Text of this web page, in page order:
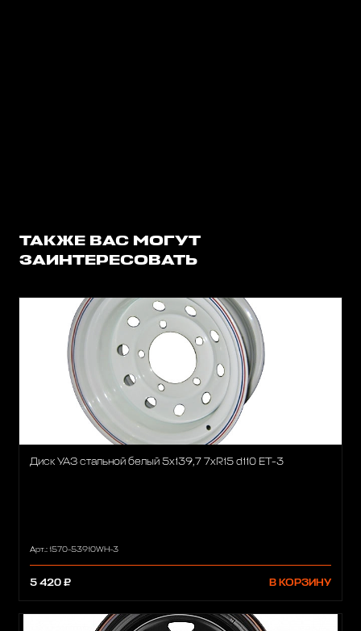
ТАКЖЕ ВАС МОГУТ
ЗАИНТЕРЕСОВАТЬ
Диск УАЗ стальной белый 5x139,7 7xR15 d110 ET-3
Арт.: 1570-53910WH-3
5 420 ₽ В КОРЗИНУ